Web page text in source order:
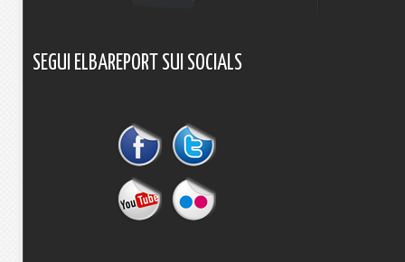
SEGUI ELBAREPORT SUI SOCIALS